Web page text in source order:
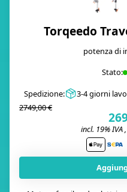
Torqeedo
potenza di
Stato:
Spedizione:
3-4 giorni
2749,00 €
incl. 19% IVA